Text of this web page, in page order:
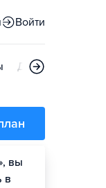
Войти
Дни открытых
вы
в